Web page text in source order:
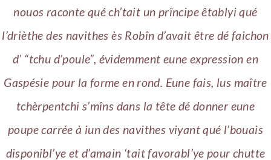
nouos raconte qué ch’tait un prîncipe êtablyi qué
l’drièthe des navithes ès Robîn d’avait être dé faichon
d’ “tchu d’poule”, évidemment eune expression en
Gaspésie pour la forme en rond. Eune fais, lus maître
tchèrpentchi s’mîns dans la tête dé donner eune
poupe carrée à iun des navithes viyant qué l’bouais
disponibl’ye et d’amain ‘tait favorabl’ye pour chutte